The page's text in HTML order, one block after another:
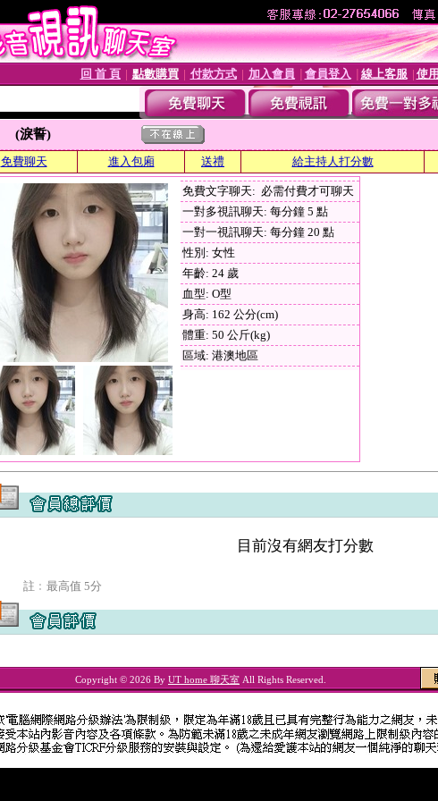
回 首 頁 點數購買│ 付款方式│ 加入會員 會員登入 線上客服 使
(淚誓)
免費聊天 進入包廂 送禮 給主持人打分數
免費文字聊天: 必需付費才可聊天
一對多視訊聊天: 每分鐘 5 點
一對一視訊聊天: 每分鐘 20 點
性別: 女性
年齡: 24 歲
血型: O型
身高: 162 公分(cm)
體重: 50 公斤(kg)
區域: 港澳地區
目前沒有網友打分數
註﹕最高值 5分
Copyright © 2026 By UT home 聊天室 All Rights Reserved.